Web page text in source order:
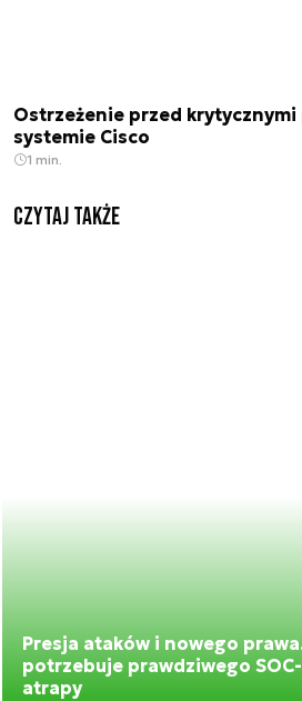
Ostrzeżenie przed
systemie Cisco
1 min.
Czytaj także
Presja ataków i nowego
potrzebuje prawdziwego
atrapy